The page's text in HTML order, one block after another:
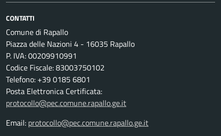
CONTATTI
Comune di Rapallo
Piazza delle Nazioni 4 - 16035 Rapallo
P. IVA: 00209910991
Codice Fiscale: 83003750102
Telefono: +39 0185 6801
Posta Elettronica Certificata:
protocollo@pec.comune.rapallo.ge.it
Email: protocollo@pec.comune.rapallo.ge.it